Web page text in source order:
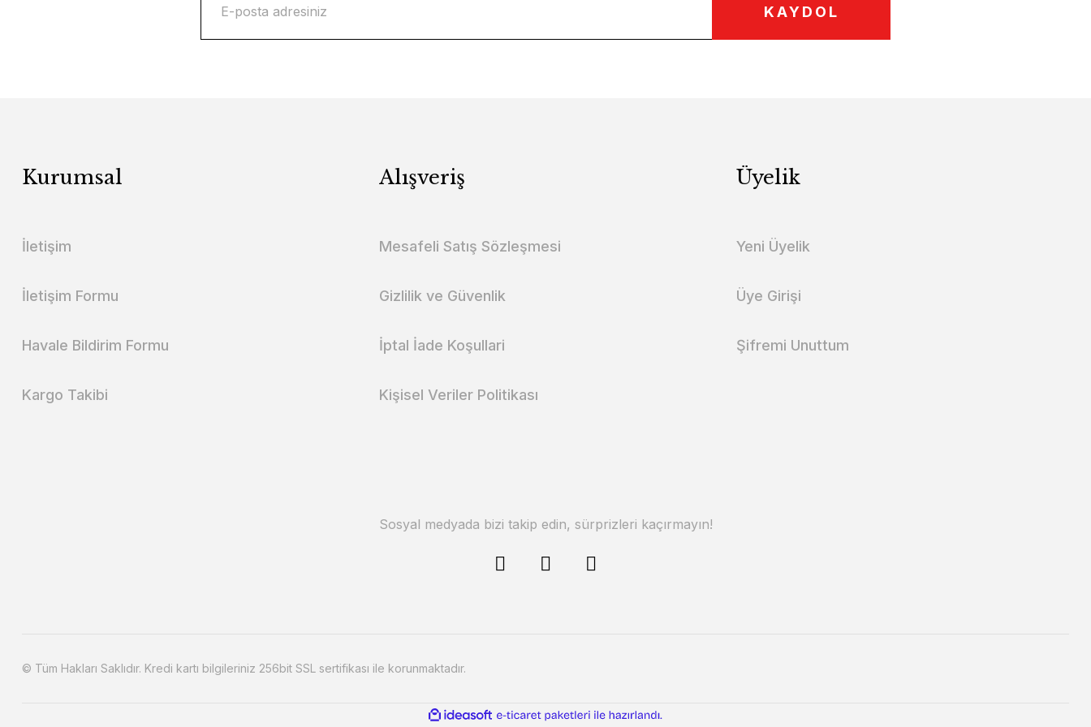
KAYDOL
Kurumsal
İletişim
İletişim Formu
Havale Bildirim Formu
Kargo Takibi
Alışveriş
Mesafeli Satış Sözleşmesi
Gizlilik ve Güvenlik
İptal İade Koşullari
Kişisel Veriler Politikası
Üyelik
Yeni Üyelik
Üye Girişi
Şifremi Unuttum
Sosyal medyada bizi takip edin, sürprizleri kaçırmayın!
© Tüm Hakları Saklıdır. Kredi kartı bilgileriniz 256bit SSL sertifikası ile korunmaktadır.
ideasoft
e-